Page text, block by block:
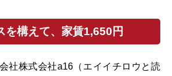
を構えて、家賃1,650円
社株式会社a16（エイイチロウと読